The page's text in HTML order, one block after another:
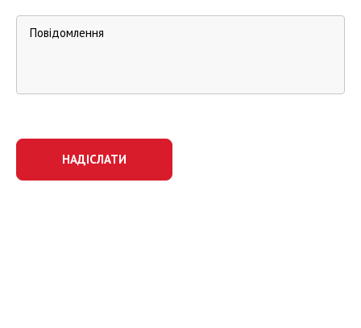
НАДІСЛАТИ